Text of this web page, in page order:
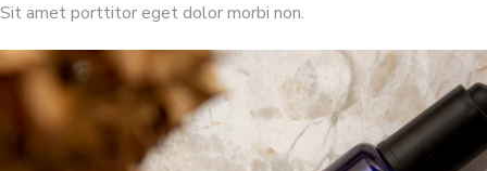
Sit amet porttitor eget dolor morbi non.